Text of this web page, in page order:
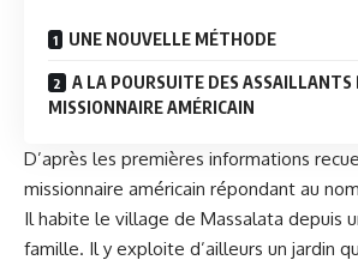
UNE NOUVELLE MÉTHODE
A LA POURSUITE DES ASSAILLANTS
MISSIONNAIRE AMÉRICAIN
D’après les premières informations
missionnaire américain répondant au
Il habite le village de Massalata depuis
famille. Il y exploite d’ailleurs un jardin